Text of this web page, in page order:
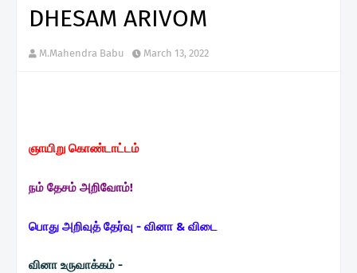
DHESAM ARIVOM
M.Mahendra Babu March 13, 2022
ஞாயிறு கொண்டாட்டம்
நம் தேசம் அறிவோம்!
பொது அறிவுத் தேர்வு - வினா & விடை
வினா உருவாக்கம் -